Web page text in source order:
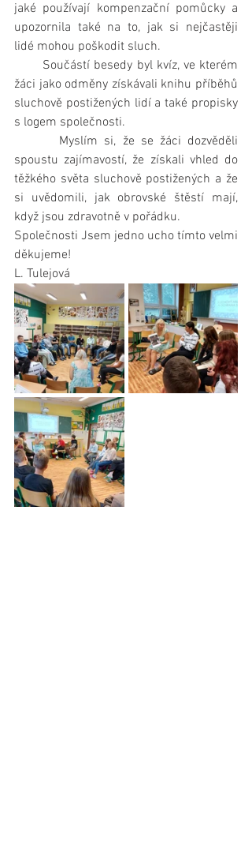
jaké používají kompenzační pomůcky a
upozornila také na to, jak si nejčastěji
lidé mohou poškodit sluch.
žáci jako odměny získávali knihu příběhů
sluchově postižených lidí a také propisky
s logem společnosti.
spoustu zajímavostí, že získali vhled do
těžkého světa sluchově postižených a že
si uvědomili, jak obrovské štěstí mají,
když jsou zdravotně v pořádku.
Společnosti Jsem jedno ucho tímto velmi
děkujeme!
L. Tulejová